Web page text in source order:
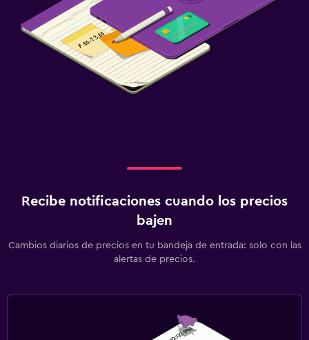
Recibe notificaciones cuando los precios
bajen
Cambios diarios de precios en tu bandeja de entrada: solo con las
alertas de precios.